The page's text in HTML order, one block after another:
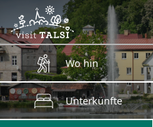
Zum Hauptinhalt springen
Wo hin
Unterkünfte